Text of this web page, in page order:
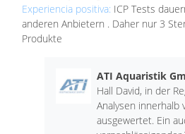
Experiencia positiva: ICP Tests
anderen Anbietern . Daher nur 3
Produkte
ATI Aquaristik
Hall David, in der
Analysen innerhalb
ausgewertet. Ein